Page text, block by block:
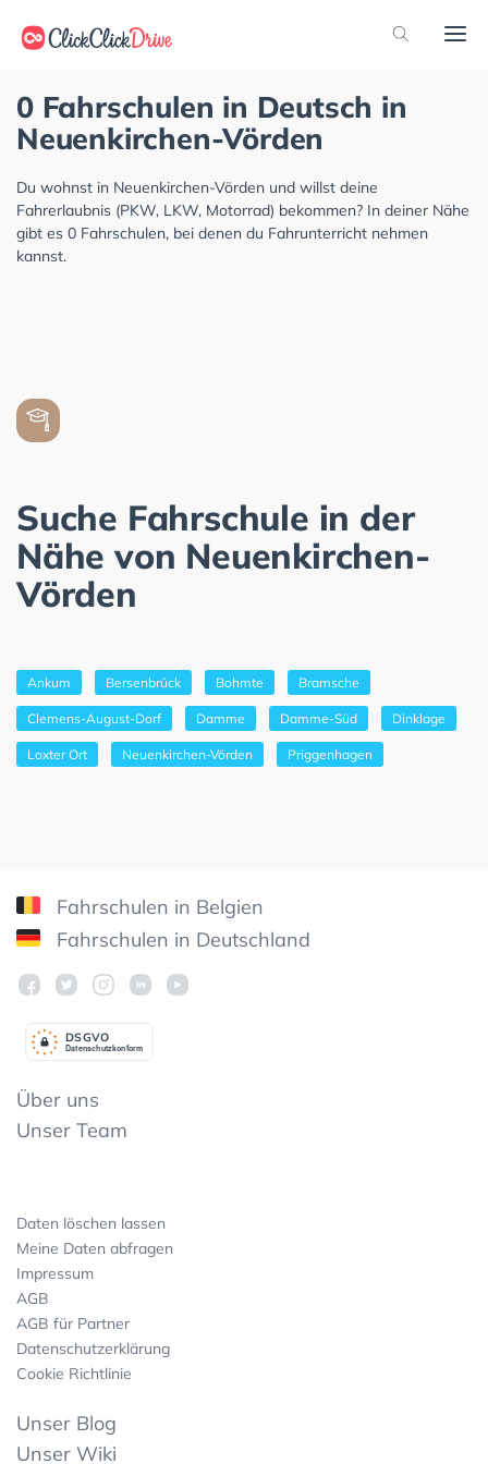
0 Fahrschulen in Deutsch in
Neuenkirchen-Vörden
Du wohnst in Neuenkirchen-Vörden und willst deine
Fahrerlaubnis (PKW, LKW, Motorrad) bekommen? In deiner Nähe
gibt es 0 Fahrschulen, bei denen du Fahrunterricht nehmen
kannst.
Suche Fahrschule in der
Nähe von Neuenkirchen-
Vörden
Ankum Bersenbrück Bohmte Bramsche
Clemens-August-Dorf Damme Damme-Süd Dinklage
Loxter Ort Neuenkirchen-Vörden Priggenhagen
Fahrschulen in Belgien
Fahrschulen in Deutschland
Datenschutzkonform
DSGVO
Über uns
Unser Team
Daten löschen lassen
Meine Daten abfragen
Impressum
AGB
AGB für Partner
Datenschutzerklärung
Cookie Richtlinie
Unser Blog
Unser Wiki